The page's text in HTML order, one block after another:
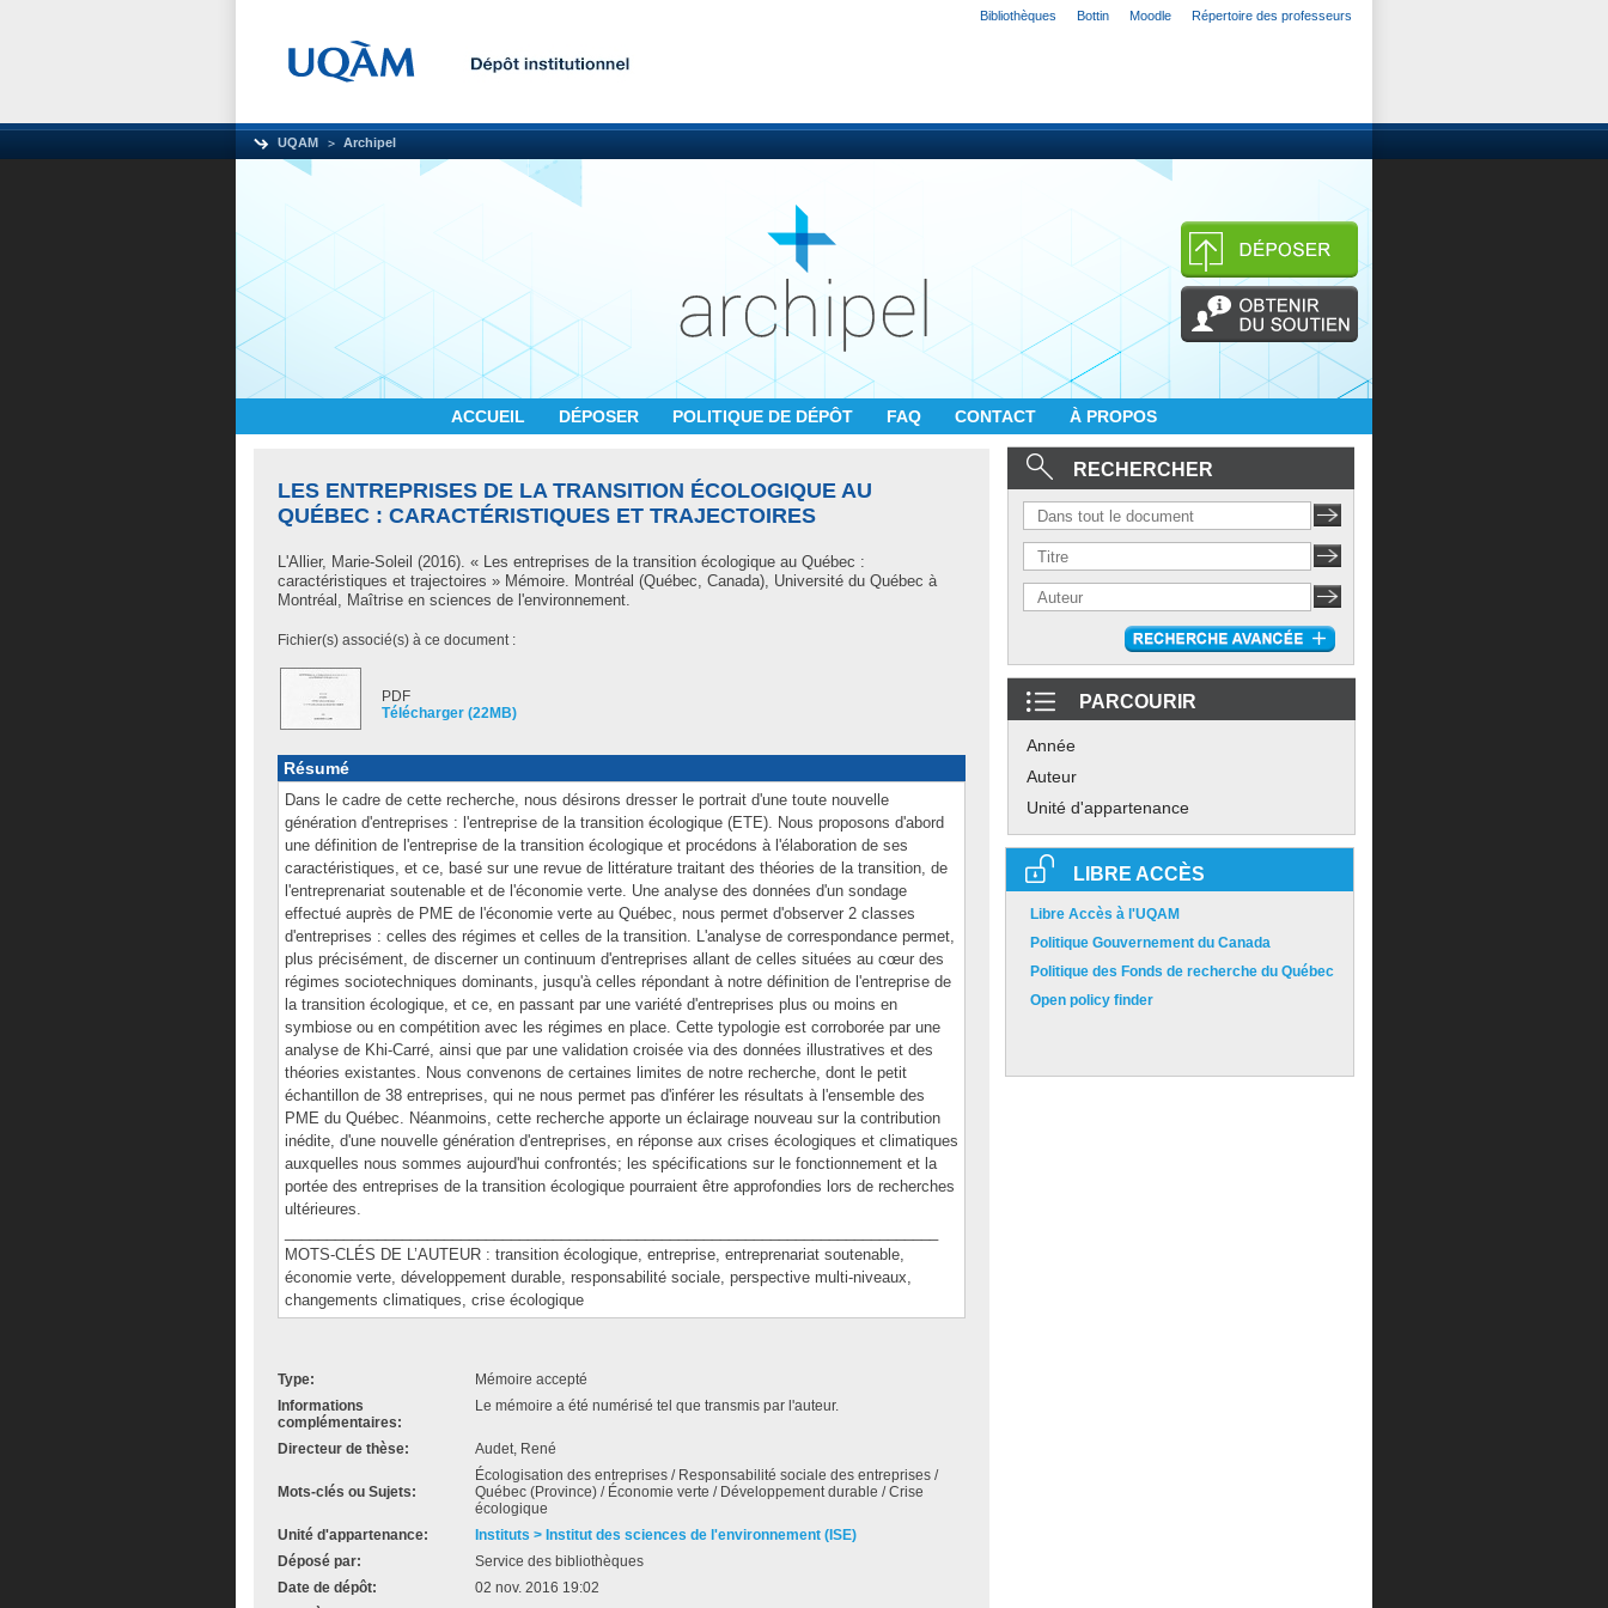
Bibliothèques Bottin Moodle Répertoire des professeurs
UQAM Archipel
ACCUEIL DÉPOSER POLITIQUE DE DÉPÔT FAQ CONTACT À PROPOS
LES ENTREPRISES DE LA TRANSITION ÉCOLOGIQUE AU
QUÉBEC : CARACTÉRISTIQUES ET TRAJECTOIRES
L'Allier, Marie-Soleil (2016). « Les entreprises de la transition écologique au Québec :
caractéristiques et trajectoires » Mémoire. Montréal (Québec, Canada), Université du Québec à
Montréal, Maîtrise en sciences de l'environnement.
Fichier(s) associé(s) à ce document :
PDF
Télécharger (22MB)
Résumé
Dans le cadre de cette recherche, nous désirons dresser le portrait d'une toute nouvelle
génération d'entreprises : l'entreprise de la transition écologique (ETE). Nous proposons d'abord
une définition de l'entreprise de la transition écologique et procédons à l'élaboration de ses
caractéristiques, et ce, basé sur une revue de littérature traitant des théories de la transition, de
l'entreprenariat soutenable et de l'économie verte. Une analyse des données d'un sondage
effectué auprès de PME de l'économie verte au Québec, nous permet d'observer 2 classes
d'entreprises : celles des régimes et celles de la transition. L'analyse de correspondance permet,
plus précisément, de discerner un continuum d'entreprises allant de celles situées au cœur des
régimes sociotechniques dominants, jusqu'à celles répondant à notre définition de l'entreprise de
la transition écologique, et ce, en passant par une variété d'entreprises plus ou moins en
symbiose ou en compétition avec les régimes en place. Cette typologie est corroborée par une
analyse de Khi-Carré, ainsi que par une validation croisée via des données illustratives et des
théories existantes. Nous convenons de certaines limites de notre recherche, dont le petit
échantillon de 38 entreprises, qui ne nous permet pas d'inférer les résultats à l'ensemble des
PME du Québec. Néanmoins, cette recherche apporte un éclairage nouveau sur la contribution
inédite, d'une nouvelle génération d'entreprises, en réponse aux crises écologiques et climatiques
auxquelles nous sommes aujourd'hui confrontés; les spécifications sur le fonctionnement et la
portée des entreprises de la transition écologique pourraient être approfondies lors de recherches
ultérieures.
MOTS-CLÉS DE L’AUTEUR : transition écologique, entreprise, entreprenariat soutenable,
économie verte, développement durable, responsabilité sociale, perspective multi-niveaux,
changements climatiques, crise écologique
Type:
Mémoire accepté
Informations
complémentaires:
Le mémoire a été numérisé tel que transmis par l'auteur.
Directeur de thèse: Audet, René
Mots-clés ou Sujets:
Écologisation des entreprises / Responsabilité sociale des entreprises /
Québec (Province) / Économie verte / Développement durable / Crise
écologique
Unité d'appartenance:
Instituts > Institut des sciences de l'environnement (ISE)
Déposé par:
Service des bibliothèques
Date de dépôt:
02 nov. 2016 19:02
RECHERCHER
PARCOURIR
Année
Auteur
Unité d'appartenance
LIBRE ACCÈS
Libre Accès à l'UQAM
Politique Gouvernement du Canada
Politique des Fonds de recherche du Québec
Open policy finder